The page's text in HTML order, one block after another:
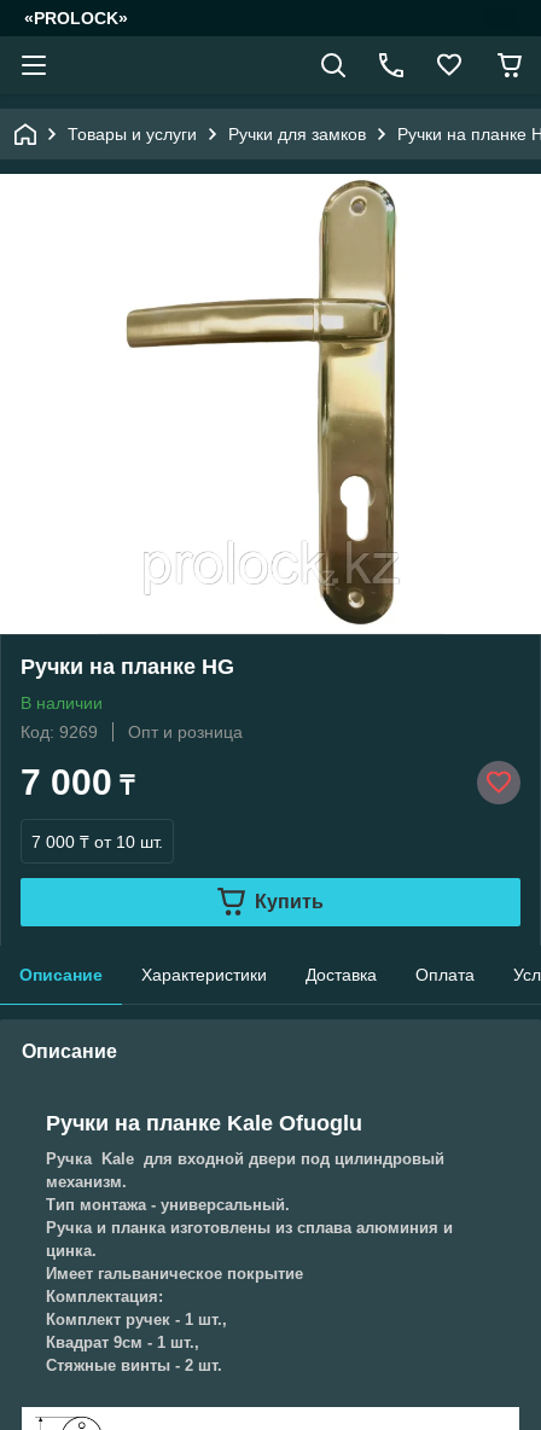
«PROLOCK»
Товары и услуги Ручки для замков Pучки на планке
Pучки на планке HG
В наличии
Код: 9269
Опт и розница
7 000 ₸
7 000 ₸ от 10 шт.
Купить
Описание Характеристики Доставка Оплата
Описание
Pучки на планке Kale Ofuoglu
Ручка Kale для входной двери под цилиндровый
механизм.
Тип монтажа - универсальный.
Ручка и планка изготовлены из сплава алюминия и
цинка.
Имеет гальваническое покрытие
Комплектация:
Комплект ручек - 1 шт.,
Квадрат 9см - 1 шт.,
Стяжные винты - 2 шт.